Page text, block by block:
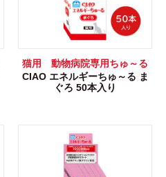
猫用 動物病院専用ちゅ～る
CIAO エネルギーちゅ～る ま
ぐろ 50本入り